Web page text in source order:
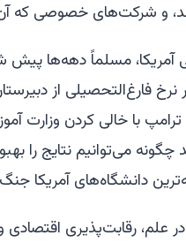
و شرکت‌های خصوصی که
آمریکا، مسلماً دهه‌ها پیش
نرخ فارغ‌التحصیلی از
ترامپ با خالی کردن
می‌توانیم نتایج را
دانشگاه‌های آمریکا
علم، رقابت‌پذیری اقتصادی